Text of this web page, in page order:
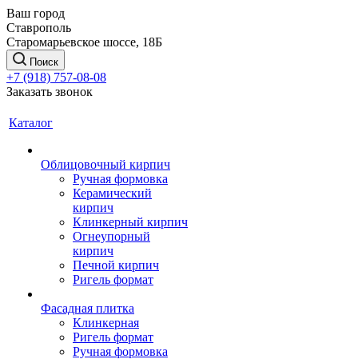
Ваш город
Ставрополь
Старомарьевское шоссе, 18Б
Поиск
+7 (918) 757-08-08
Заказать звонок
Каталог
Облицовочный кирпич
Ручная формовка
Керамический
кирпич
Клинкерный кирпич
Огнеупорный
кирпич
Печной кирпич
Ригель формат
Фасадная плитка
Клинкерная
Ригель формат
Ручная формовка